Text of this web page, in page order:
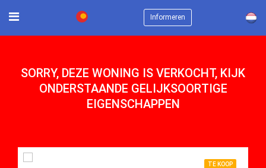
Informeren ×
SORRY, DEZE WONING IS VERKOCHT, KIJK
ONDERSTAANDE GELIJKSOORTIGE
EIGENSCHAPPEN
TE KOOP